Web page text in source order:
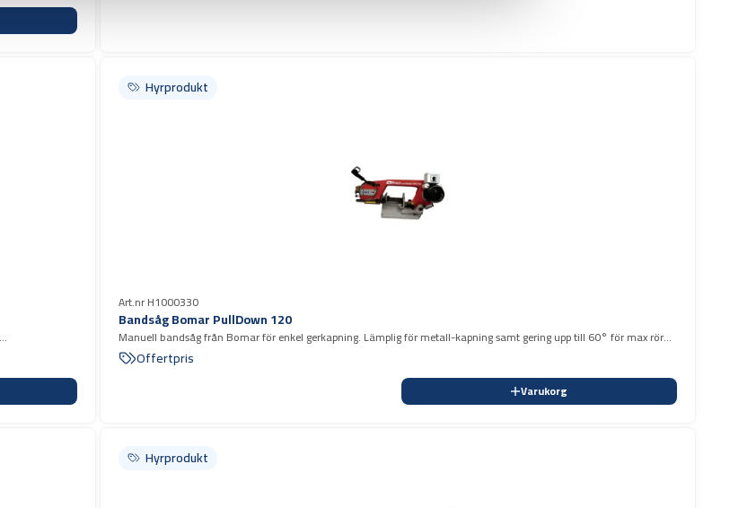
Hyrprodukt
Art.nr H1000330
Bandsåg Bomar PullDown 120
Manuell bandsåg från Bomar för enkel gerkapning. Lämplig för metall-kapning samt gering upp till 60° för max rör
120 mm.
Offertpris
Varukorg
Hyrprodukt